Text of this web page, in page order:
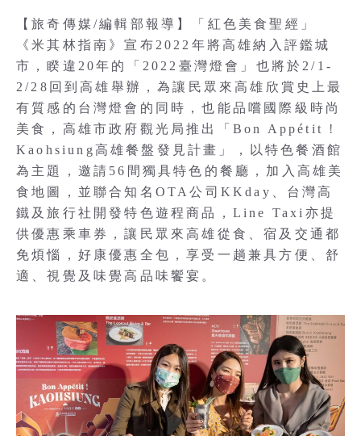
【旅奇傳媒/編輯部報導】「紅色美食聖經」
《米其林指南》宣布2022年將高雄納入評鑑城
市，睽違20年的「2022臺灣燈會」也將於2/1-
2/28回到高雄舉辦，為讓民眾來高雄欣賞史上最
有質感的台灣燈會的同時，也能品嚐國際級時尚
美食，高雄市政府觀光局推出「Bon Appétit !
Kaohsiung高雄餐盤發見計畫」，以特色餐酒館
為主題，邀請56間獨具特色的餐廳，加入高雄美
食地圖，並聯合知名OTA公司KKday、台灣高
鐵及旅行社開發特色遊程商品，Line Taxi亦提
供優惠乘車券，讓民眾來高雄從食、宿及交通都
免煩惱，好康優惠全包，享受一趟兼具方便、舒
適、視覺及味覺高品味饗宴。